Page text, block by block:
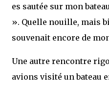
es sautée sur mon
». Quelle nouille, mais
souvenait encore de
Une autre rencontre
avions visité un bateau